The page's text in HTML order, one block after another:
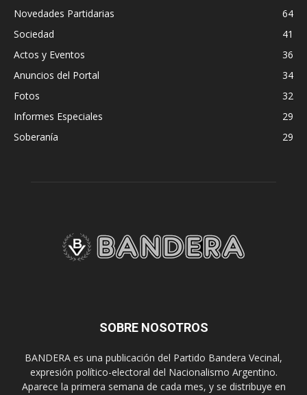
Novedades Partidarias
64
Sociedad
41
Actos y Eventos
36
Anuncios del Portal
34
Fotos
32
Informes Especiales
29
Soberanía
29
SOBRE NOSOTROS
BANDERA es una publicación del Partido Bandera Vecinal,
expresión político-electoral del Nacionalismo Argentino.
Aparece la primera semana de cada mes, y se distribuye en